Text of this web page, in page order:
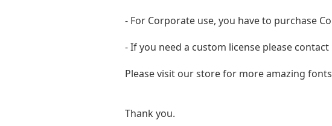
- For Corporate use, you have to purchase
- If you need a custom license please contact
Please visit our store for more amazing
Thank you.